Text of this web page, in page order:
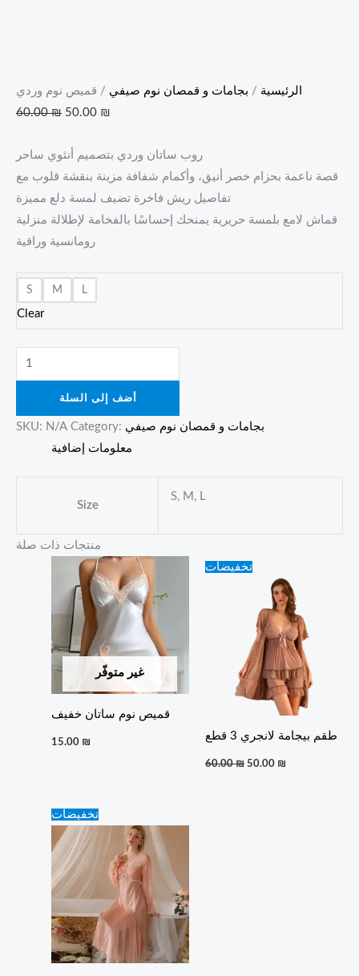
الرئيسية / بجامات و قمصان نوم صيفي / قميص نوم وردي
60.00₪ 50.00 ₪
روب ساتان وردي بتصميم أنثوي ساحر
قصة ناعمة بحزام خصر أنيق، وأكمام شفافة مزينة بنقشة قلوب مع
تفاصيل ريش فاخرة تضيف لمسة دلع مميزة
قماش لامع بلمسة حريرية يمنحك إحساسًا بالفخامة لإطلالة منزلية
رومانسية وراقية
S M L
Clear
أضف إلى السلة
SKU: N/A Category: بجامات و قمصان نوم صيفي
معلومات إضافية
Size
S, M, L
منتجات ذات صلة
غير متوفّر
قميص نوم ساتان خفيف
15.00 ₪
تخفيضات
طقم بيجامة لانجري 3 قطع
60.00₪
Original
price
60.00 ₪.
50.00 ₪
is:
50.00 ₪.
تخفيضاتOriginal
price
80.00 ₪.
is:
70.00 ₪.